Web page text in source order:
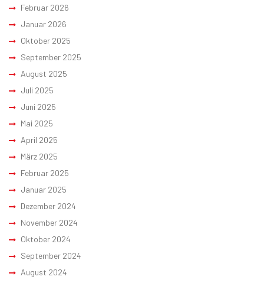
Februar 2026
Januar 2026
Oktober 2025
September 2025
August 2025
Juli 2025
Juni 2025
Mai 2025
April 2025
März 2025
Februar 2025
Januar 2025
Dezember 2024
November 2024
Oktober 2024
September 2024
August 2024